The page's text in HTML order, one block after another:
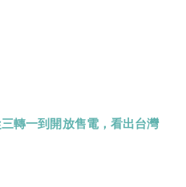
轉一到開放售電，看出台灣